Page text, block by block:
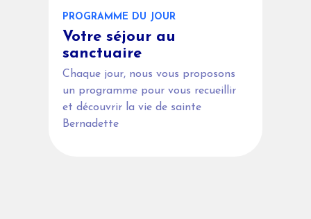
PROGRAMME DU JOUR
Votre séjour au
sanctuaire
Chaque jour, nous vous proposons
un programme pour vous recueillir
et découvrir la vie de sainte
Bernadette